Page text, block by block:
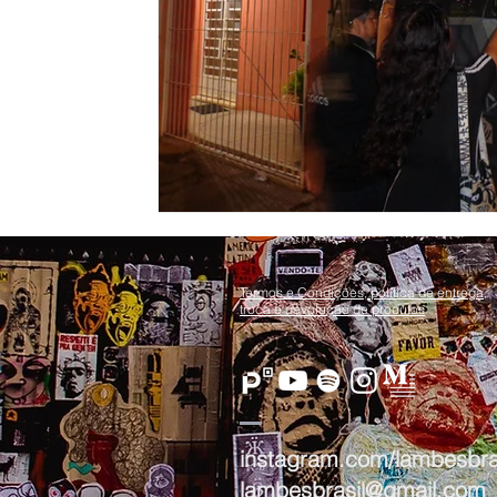
Termos e Condições, política de entrega,
troca e devolução de produtos​
instagram.com/
lambesbrasil@gmail.com